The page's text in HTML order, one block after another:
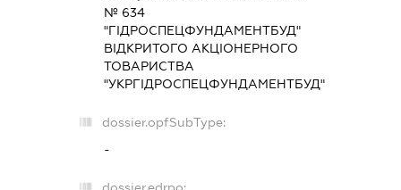
№ 634
"ГІДРОСПЕЦФУНДАМЕНТБУД"
ВІДКРИТОГО АКЦІОНЕРНОГО
ТОВАРИСТВА
"УКРГІДРОСПЕЦФУНДАМЕНТБУД"
dossier.opfSubType:
-
dossier.edrpo: